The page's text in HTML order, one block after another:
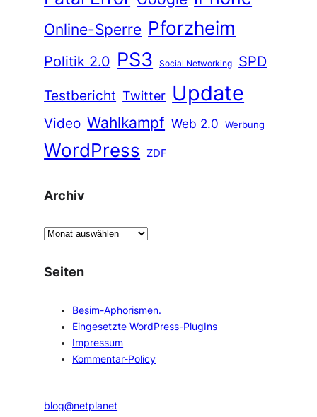
Online-Sperre Pforzheim
Politik 2.0 PS3 Social Networking
SPD
Testbericht Twitter Update
Video Wahlkampf Web 2.0 Werbung
WordPress ZDF
Archiv
A
c
Seiten
Besim-Aphorismen.
Eingesetzte WordPress-PlugIns
Impressum
Kommentar-Policy
blog@netplanet